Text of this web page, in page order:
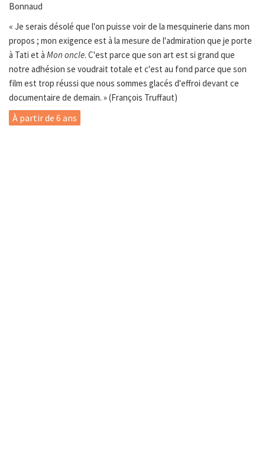
Bonnaud
« Je serais désolé que l'on puisse voir de la mesquinerie dans mon
propos ; mon exigence est à la mesure de l'admiration que je porte
à Tati et à Mon oncle. C'est parce que son art est si grand que
notre adhésion se voudrait totale et c'est au fond parce que son
film est trop réussi que nous sommes glacés d'effroi devant ce
documentaire de demain. » (François Truffaut)
À partir de 6 ans